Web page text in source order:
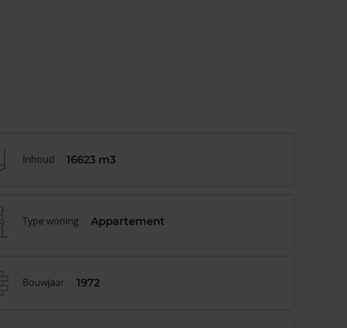
Inhoud 16623 m3
Type woning Appartement
Bouwjaar 1972